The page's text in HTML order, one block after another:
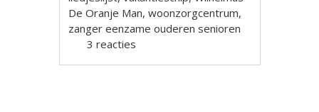
De Oranje Man,woonzorgcentrum,
zanger eenzame ouderen senioren
3 reacties